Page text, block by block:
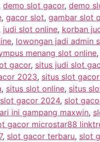
demo slot gacor, demo
, gacor slot, gambar slot
judi slot online, korban
, lowongan jadi admin
menang slot online,
gacor, situs judi slot
2023, situs slot
, situs slot online, situs
slot gacor 2024, slot
ini gampang maxwin,
gacor microstar88
, slot gacor terbaru, slot